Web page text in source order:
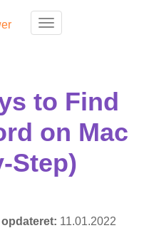
Toggle navigation
to Find
on Mac
Step)
11.01.2022